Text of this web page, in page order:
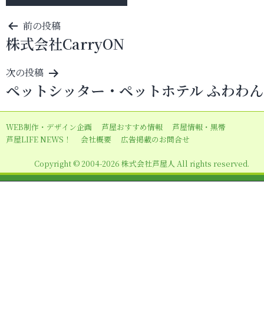
投
稿
ナ
ビ
ゲ
ー
シ
ン
前の投稿
株式会社CarryON
次の投稿
ペットシッター・ペットホテル ふわわん
WEB制作・デザイン企画 芦屋おすすめ情報
芦屋情報・黒帯
芦屋LIFE NEWS！
会社概要 広告掲載のお問合せ
Copyright © 2004-2026 株式会社芦屋人 All rights reserved.